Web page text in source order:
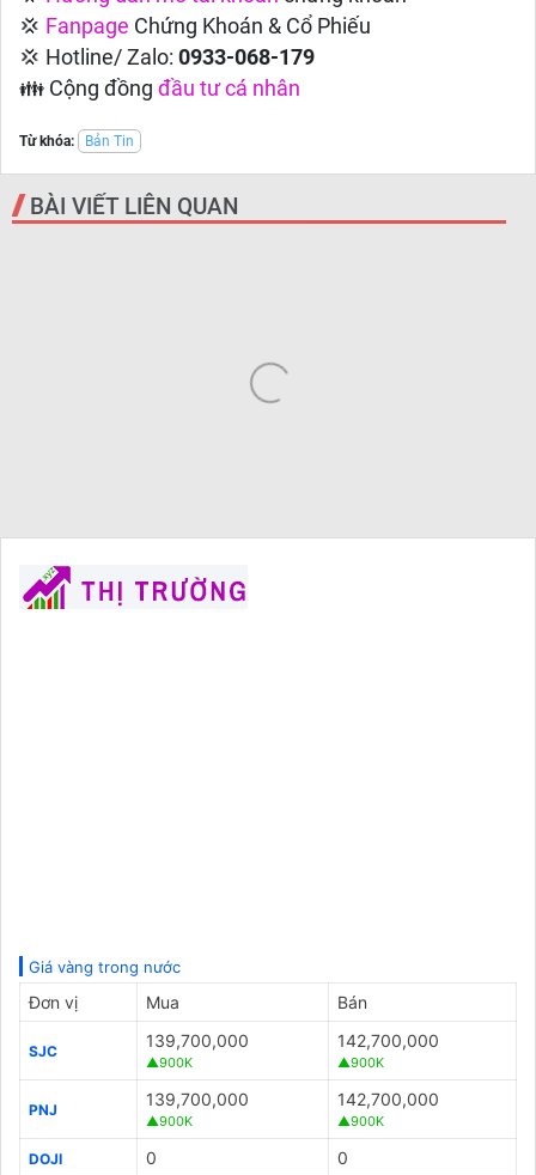
💢 Fanpage Chứng Khoán & Cổ Phiếu
💢 Hotline/ Zalo: 0933-068-179
👪 Cộng đồng đầu tư cá nhân
Từ khóa: Bản Tin
BÀI VIẾT LIÊN QUAN
Giá vàng trong nước
Đơn vị Mua Bán
SJC
139,700,000
▲900K
142,700,000
▲900K
PNJ
139,700,000
▲900K
142,700,000
▲900K
DOJI 0 0